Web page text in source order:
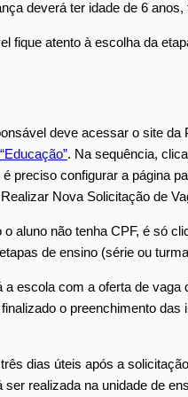
deverá ter idade de 6
fique atento à escolha da
deve acessar o site da
“Educação”. Na sequência,
configurar a página
Nova Solicitação de
aluno não tenha CPF, é só
de ensino (série ou
escola com a oferta de
o preenchimento
dias úteis após a
realizada na unidade de